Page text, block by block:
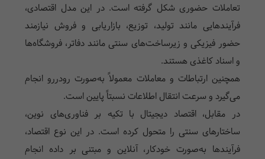
تعاملات حضوری شکل گرفته است. در این مدل اقتصادی،
فرآیندهایی مانند تولید، توزیع، بازاریابی و فروش نیازمند
حضور فیزیکی و زیرساخت‌های سنتی مانند دفاتر، فروشگاه‌ها
و اسناد کاغذی هستند.
همچنین ارتباطات و معاملات معمولاً به‌صورت رودررو انجام
می‌گیرد و سرعت انتقال اطلاعات نسبتاً پایین است.
در مقابل، اقتصاد دیجیتال با تکیه بر فناوری‌های نوین،
ساختارهای سنتی را متحول کرده است. در این نوع اقتصاد،
فرآیندها به‌صورت خودکار، آنلاین و مبتنی بر داده انجام